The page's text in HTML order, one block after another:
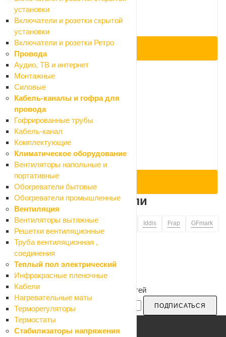
установки
Включатели и розетки скрытой
установки
Включатели и розетки Ретро
Провода
Аудио, ТВ и интернет
Монтажные
Силовые
Кабель-каналы и гофра для
провода
Гофрированные трубы
Кабель-канал
Комплектующие
Климатическое оборудование
Вентиляторы напольные и
портативные
Обогреватели бытовые
Обогреватели промышленные
Вентиляция
Вентиляторы вытяжные
Решетки вентиляционные
Труба вентиляционная ,
соединения
Теплый пол электрический
Инфракрасные пленочные
Кабели
Нагревательные маты
Терморегуляторы
Термостаты
Стабилизаторы напряжения
3 100 ₽
-10%
Экономия 310 ₽
ПОД ЗАКАЗ
Код: 086379
Крышка на унитаз Santek Алькор
Нет в наличии
2 691 ₽
2 990 ₽
-10%
Экономия 299 ₽
Другие производители
DOGUS ThermoFix Vetta Iddis Frap GFmark
Будьте в курсе наших акций и новостей
ПОДПИСАТЬСЯ